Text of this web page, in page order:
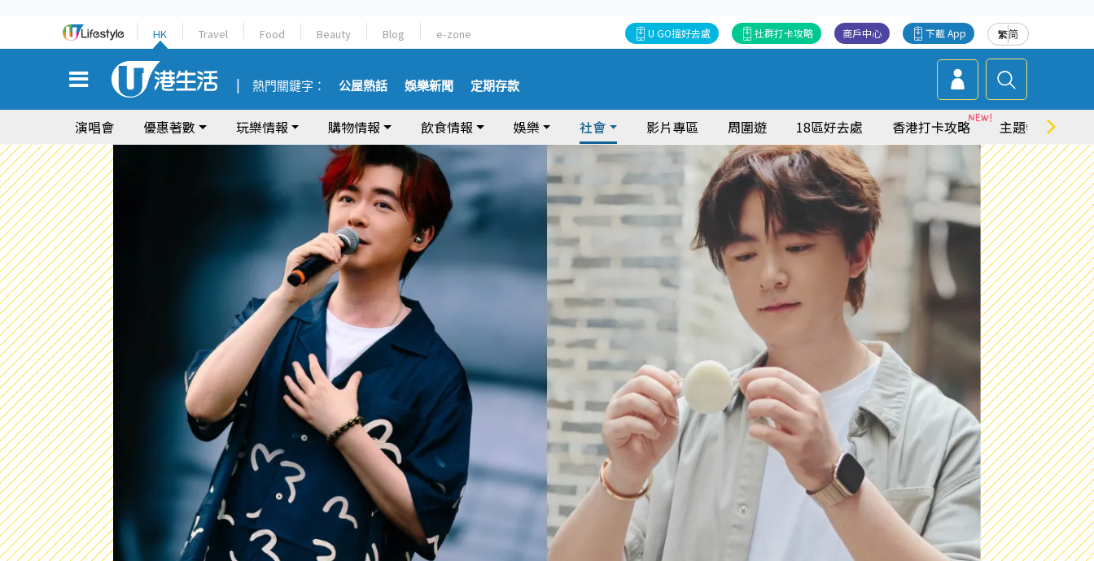
HK Travel Food Beauty Blog e-zone 繁简
下載 App
商戶中心
社群打卡攻略
U GO搵好去處
熱門關鍵字： 公屋熱話 娛樂新聞 定期存款
演唱會 優惠著數 玩樂情報 購物情報 飲食情報 娛樂 社會 影片專區 周圍遊 18區好去處 香港打卡攻略 主題特集